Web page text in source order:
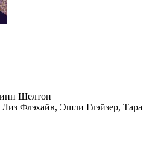
Шелтон
Флэхайв, Эшли Глэйзер, Тара